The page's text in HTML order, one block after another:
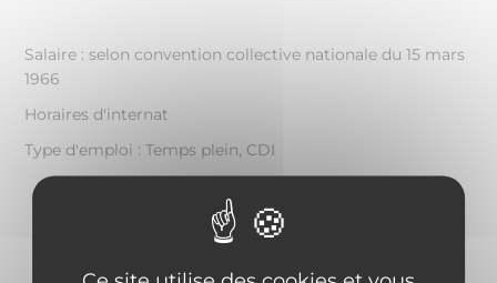
Salaire : selon convention collective nationale du 15 mars
1966
Horaires d'internat
Type d'emploi : Temps plein, CDI